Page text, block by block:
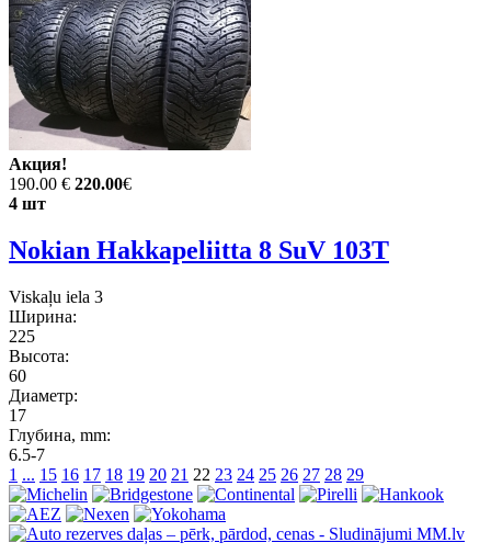
Акция!
190.00 € 220.00€
4 шт
Nokian Hakkapeliitta 8 SuV 103T
Viskaļu iela 3
Ширина:
225
Высота:
60
Диаметр:
17
Глубина, mm:
6.5-7
1 ... 15 16 17 18 19 20 21 22 23 24 25 26 27 28 29